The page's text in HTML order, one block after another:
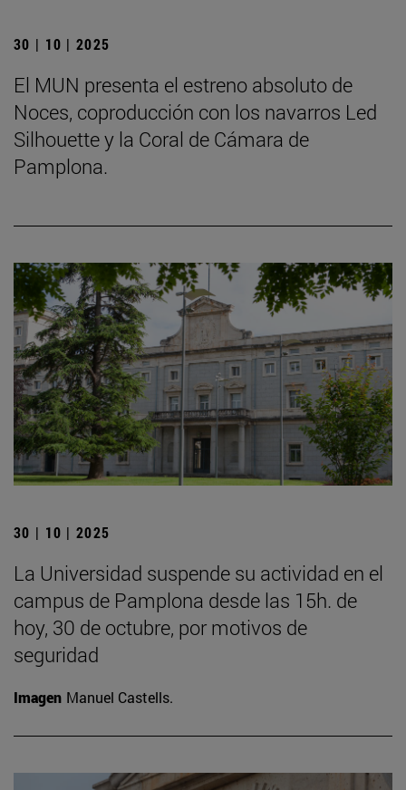
30 | 10 | 2025
El MUN presenta el estreno absoluto de
Noces, coproducción con los navarros Led
Silhouette y la Coral de Cámara de
Pamplona.
30 | 10 | 2025
La Universidad suspende su actividad en el
campus de Pamplona desde las 15h. de
hoy, 30 de octubre, por motivos de
seguridad
Imagen Manuel Castells.